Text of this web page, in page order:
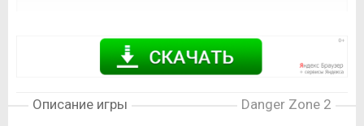
Описание игры Danger Zone 2